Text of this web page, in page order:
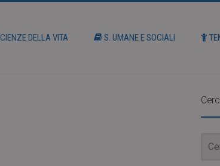
DELLA VITA S. UMANE E SOCIALI